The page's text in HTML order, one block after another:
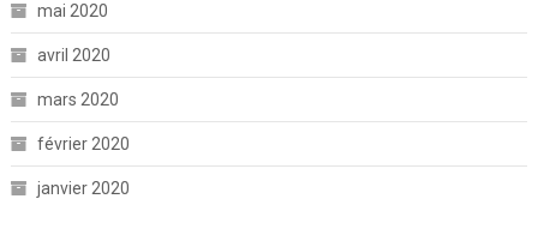
mai 2020
avril 2020
mars 2020
février 2020
janvier 2020